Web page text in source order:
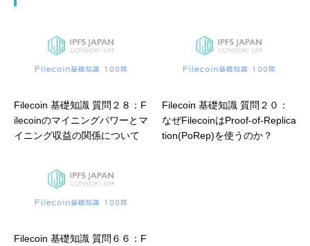
Filecoin 基礎知識 質問２８：F
ilecoinのマイニングパワーとマ
イニング収益の関係について
Filecoin 基礎知識 質問２０：
なぜFilecoinはProof-of-Replica
tion(PoRep)を使うのか？
Filecoin 基礎知識 質問６６：F